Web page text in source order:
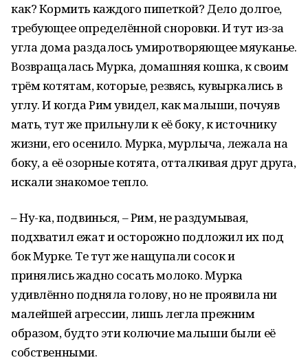
как? Кормить каждого пипеткой? Дело долгое,
требующее определённой сноровки. И тут из-за
угла дома раздалось умиротворяющее мяуканье.
Возвращалась Мурка, домашняя кошка, к своим
трём котятам, которые, резвясь, кувыркались в
углу. И когда Рим увидел, как малыши, почуяв
мать, тут же прильнули к её боку, к источнику
жизни, его осенило. Мурка, мурлыча, лежала на
боку, а её озорные котята, отталкивая друг друга,
искали знакомое тепло.
– Ну-ка, подвинься, – Рим, не раздумывая,
подхватил ежат и осторожно подложил их под
бок Мурке. Те тут же нащупали сосок и
принялись жадно сосать молоко. Мурка
удивлённо подняла голову, но не проявила ни
малейшей агрессии, лишь легла прежним
образом, будто эти колючие малыши были её
собственными.